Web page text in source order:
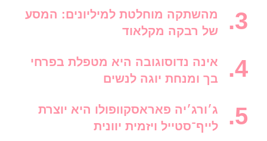
מהשתקה מוחלטת למיליונים: המסע
של רבקה מקלאוד
אינה נדוסוגובה היא מטפלת בפרחי
בך ומנחת יוגה לנשים
ג׳ורג׳יה פאראסקוופולו היא יוצרת
לייף־סטייל ויזמית יוונית